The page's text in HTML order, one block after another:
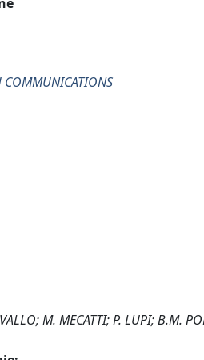
COMMUNICATIONS
M. MECATTI; P. LUPI; B.M.